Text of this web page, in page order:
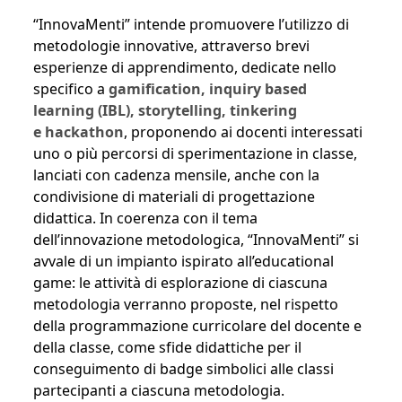
“InnovaMenti” intende promuovere l’utilizzo di
metodologie innovative, attraverso brevi
esperienze di apprendimento, dedicate nello
specifico a gamification, inquiry based
learning (IBL), storytelling, tinkering
e hackathon, proponendo ai docenti interessati
uno o più percorsi di sperimentazione in classe,
lanciati con cadenza mensile, anche con la
condivisione di materiali di progettazione
didattica. In coerenza con il tema
dell’innovazione metodologica, “InnovaMenti” si
avvale di un impianto ispirato all’educational
game: le attività di esplorazione di ciascuna
metodologia verranno proposte, nel rispetto
della programmazione curricolare del docente e
della classe, come sfide didattiche per il
conseguimento di badge simbolici alle classi
partecipanti a ciascuna metodologia.